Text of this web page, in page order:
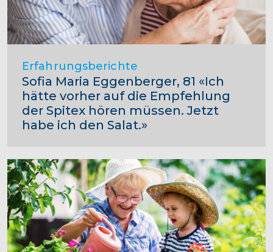
Erfahrungsberichte
Sofia Maria Eggenberger, 81 «Ich
hätte vorher auf die Empfehlung
der Spitex hören müssen. Jetzt
habe ich den Salat.»